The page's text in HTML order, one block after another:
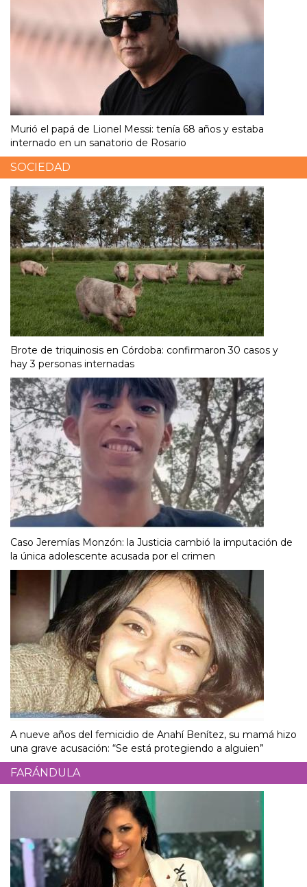
Murió el papá de Lionel Messi: tenía 68 años y estaba
internado en un sanatorio de Rosario
SOCIEDAD
Brote de triquinosis en Córdoba: confirmaron 30 casos y
hay 3 personas internadas
Caso Jeremías Monzón: la Justicia cambió la imputación de
la única adolescente acusada por el crimen
A nueve años del femicidio de Anahí Benítez, su mamá hizo
una grave acusación: “Se está protegiendo a alguien”
FARÁNDULA